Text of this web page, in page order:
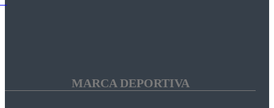
MARCA DEPORTIVA